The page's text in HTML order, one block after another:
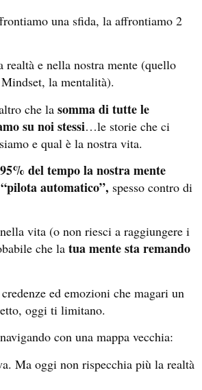
una sfida, la affrontiamo 2
e nella nostra mente (quello
la mentalità).
che la somma di tutte le
su noi stessi…le storie che ci
e qual è la nostra vita.
del tempo la nostra mente
automatico”, spesso contro di
vita (o non riesci a raggiungere i
che la tua mente sta remando
ed emozioni che magari un
oggi ti limitano.
con una mappa vecchia:
Ma oggi non rispecchia più la realtà